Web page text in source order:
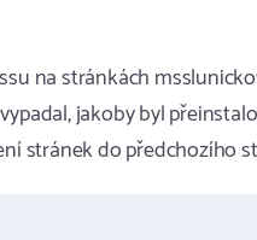
na stránkách
jakoby byl
stránek do předchozího